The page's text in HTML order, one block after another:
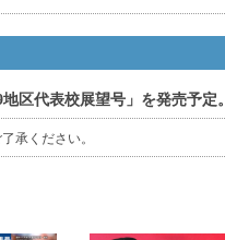
区代表校展望号」を発売予定。
承ください。